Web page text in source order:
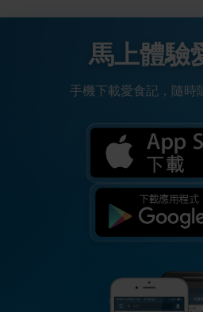
馬上體驗
手機下載愛食記，隨時